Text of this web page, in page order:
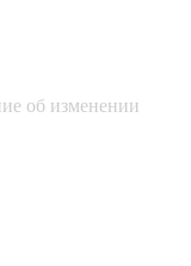
об изменении